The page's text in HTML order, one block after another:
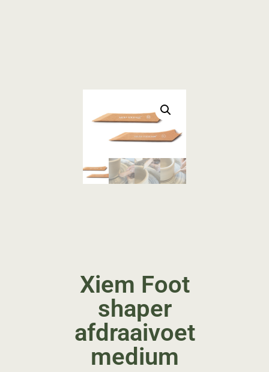
Xiem Foot
shaper
afdraaivoet
medium